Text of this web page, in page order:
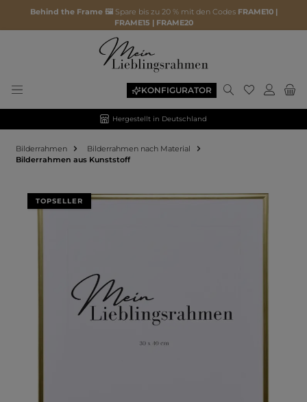
Behind the Frame 🖼️ Spare bis zu 20 % mit den Codes FRAME10 |
FRAME15 | FRAME20
KONFIGURATOR
Hergestellt in Deutschland
Bilderrahmen
Bilderrahmen nach Material
Bilderrahmen aus Kunststoff
Bildergalerie überspringen
TOPSELLER